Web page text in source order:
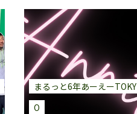
まるっと6年あーえーTOKY
O